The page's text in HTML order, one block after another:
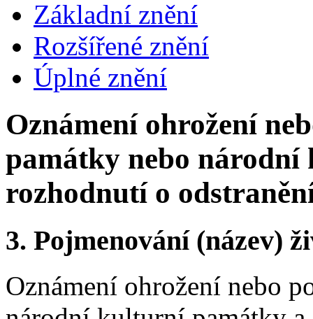
Základní znění
Rozšířené znění
Úplné znění
Oznámení ohrožení
památky nebo
rozhodnutí o
3. Pojmenování (název)
Oznámení ohrožení nebo